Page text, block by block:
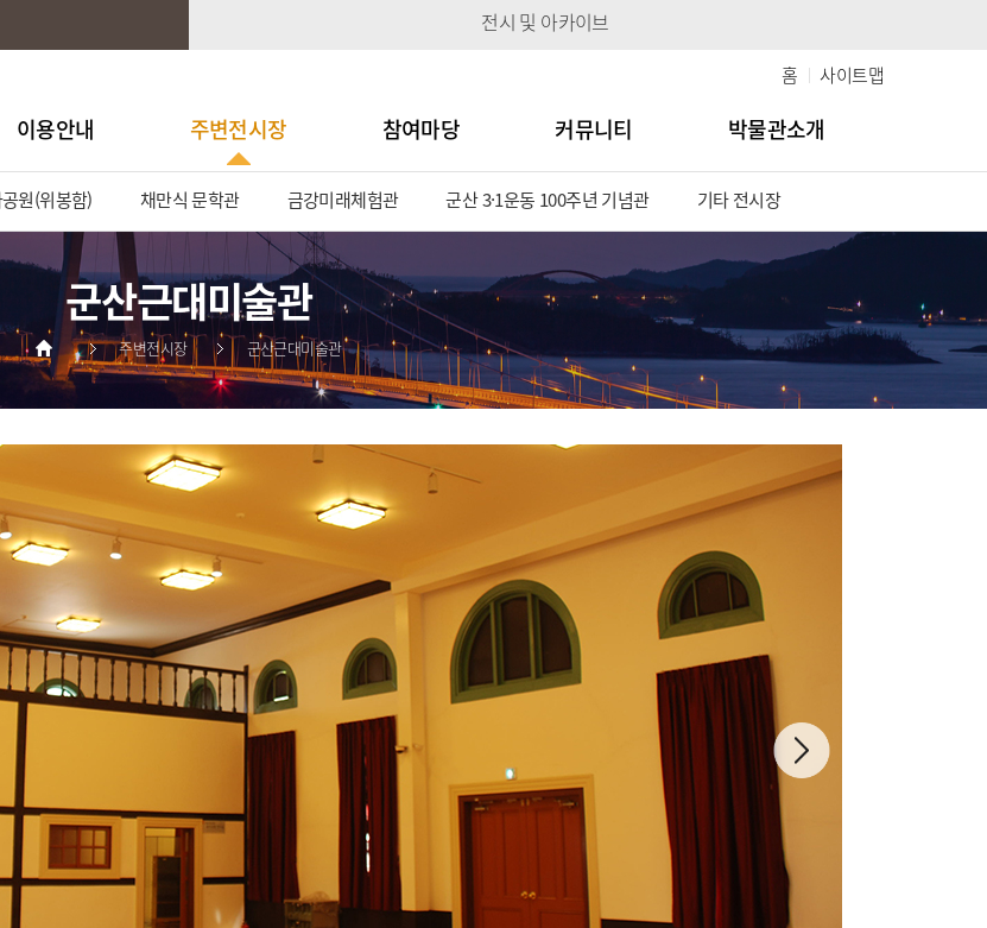
전시 및 아카이브
홈 사이트맵
이용안내 주변전시장 참여마당 커뮤니티 박물관소개
원(위봉함) 채만식 문학관 금강미래체험관 군산 3·1운동 100주년 기념관 기타 전시장
군산근대미술관
주변전시장 군산근대미술관